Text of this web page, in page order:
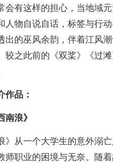
会有这样的担心，当地域
人物自说自话，标签与行
出的巫风余韵，伴着江风
较之此前的《双桨》《过
作品：
南浪》
》从一个大学生的意外溺
师职业的困境与无奈。随